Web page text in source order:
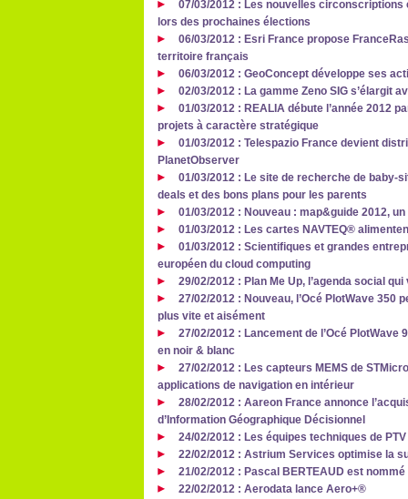
07/03/2012 : Les nouvelles
lors des prochaines élections
06/03/2012 : Esri France propose
territoire français
06/03/2012 : GeoConcept développe ses
02/03/2012 : La gamme Zeno SIG s’élargit
01/03/2012 : REALIA débute l’année 2012
projets à caractère stratégique
01/03/2012 : Telespazio France devient
PlanetObserver
01/03/2012 : Le site de recherche de baby-
deals et des bons plans pour les parents
01/03/2012 : Nouveau : map&guide 2012,
01/03/2012 : Les cartes NAVTEQ®
01/03/2012 : Scientifiques et grandes
européen du cloud computing
29/02/2012 : Plan Me Up, l’agenda social
27/02/2012 : Nouveau, l’Océ PlotWave
plus vite et aisément
27/02/2012 : Lancement de l’Océ
en noir & blanc
27/02/2012 : Les capteurs MEMS de
applications de navigation en intérieur
28/02/2012 : Aareon France annonce
d’Information Géographique Décisionnel
24/02/2012 : Les équipes techniques de
22/02/2012 : Astrium Services optimise la
21/02/2012 : Pascal BERTEAUD est
22/02/2012 : Aerodata lance Aero+®